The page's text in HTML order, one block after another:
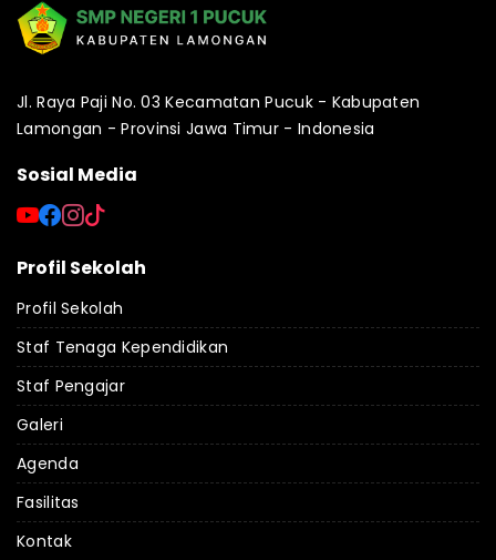
Jl. Raya Paji No. 03 Kecamatan Pucuk - Kabupaten
Lamongan - Provinsi Jawa Timur - Indonesia
Sosial Media
Profil Sekolah
Profil Sekolah
Staf Tenaga Kependidikan
Staf Pengajar
Galeri
Agenda
Fasilitas
Kontak